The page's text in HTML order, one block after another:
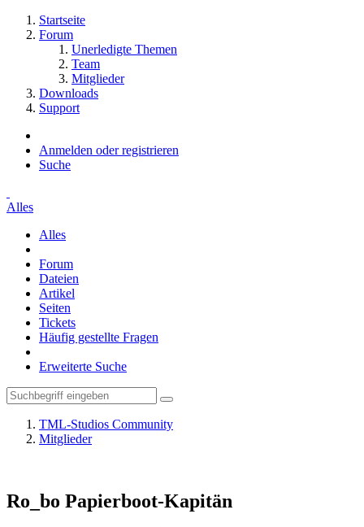
Startseite
Forum
Unerledigte Themen
Team
Mitglieder
Downloads
Support
Anmelden oder registrieren
Suche
Alles
Alles
Forum
Dateien
Artikel
Seiten
Tickets
Häufig gestellte Fragen
Erweiterte Suche
TML-Studios Community
Mitglieder
Ro_bo Papierboot-Kapitän